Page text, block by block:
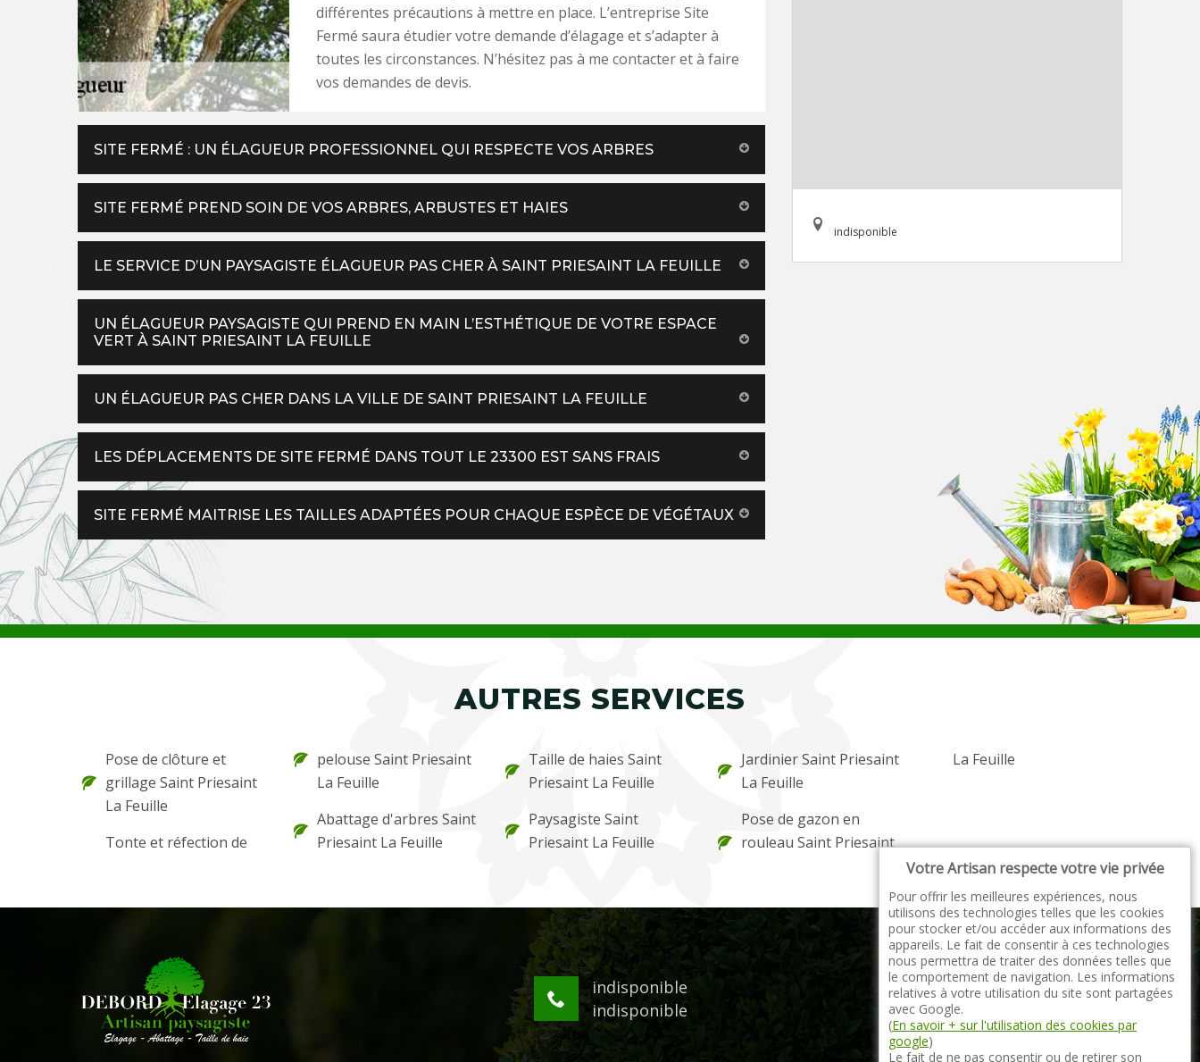
différentes précautions à mettre en place. L’entreprise Site
Fermé saura étudier votre demande d’élagage et s’adapter à
toutes les circonstances. N’hésitez pas à me contacter et à faire
vos demandes de devis.
SITE FERMÉ : UN ÉLAGUEUR PROFESSIONNEL QUI RESPECTE VOS ARBRES
SITE FERMÉ PREND SOIN DE VOS ARBRES, ARBUSTES ET HAIES
LE SERVICE D’UN PAYSAGISTE ÉLAGUEUR PAS CHER À SAINT PRIESAINT LA FEUILLE
UN ÉLAGUEUR PAYSAGISTE QUI PREND EN MAIN L’ESTHÉTIQUE DE VOTRE ESPACE
VERT À SAINT PRIESAINT LA FEUILLE
UN ÉLAGUEUR PAS CHER DANS LA VILLE DE SAINT PRIESAINT LA FEUILLE
LES DÉPLACEMENTS DE SITE FERMÉ DANS TOUT LE 23300 EST SANS FRAIS
SITE FERMÉ MAITRISE LES TAILLES ADAPTÉES POUR CHAQUE ESPÈCE DE VÉGÉTAUX
indisponible
AUTRES SERVICES
Pose de clôture et
grillage Saint Priesaint
La Feuille
Tonte et réfection de
pelouse Saint Priesaint
La Feuille
Abattage d'arbres Saint
Priesaint La Feuille
Taille de haies Saint
Priesaint La Feuille
Paysagiste Saint
Priesaint La Feuille
Jardinier Saint Priesaint
La Feuille
Pose de gazon en
rouleau Saint Priesaint
La Feuille
indisponible
indisponible
indisponible
Votre Artisan respecte votre vie privée
Pour offrir les meilleures expériences, nous
utilisons des technologies telles que les cookies
pour stocker et/ou accéder aux informations des
appareils. Le fait de consentir à ces technologies
nous permettra de traiter des données telles que
le comportement de navigation. Les informations
relatives à votre utilisation du site sont partagées
avec Google.
(En savoir + sur l'utilisation des cookies par
google)
Le fait de ne pas consentir ou de retirer son